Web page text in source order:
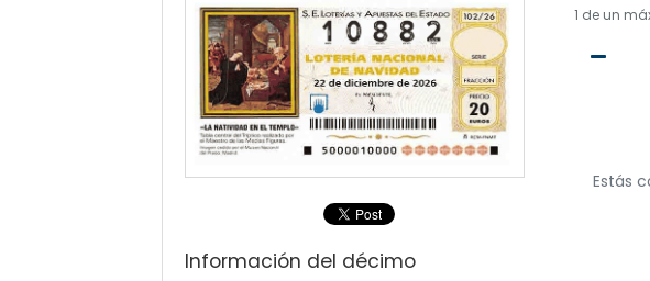
Información del décimo
1 de un
Estás